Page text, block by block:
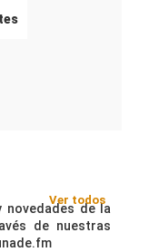
Ver todos
de la
de nuestras